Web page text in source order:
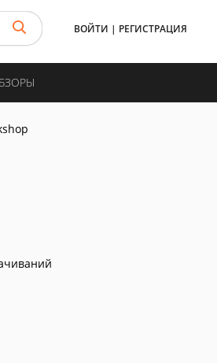
ВОЙТИ | РЕГИСТРАЦИЯ